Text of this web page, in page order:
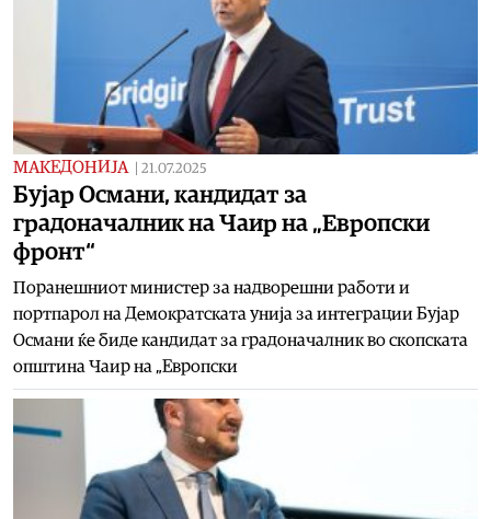
МАКЕДОНИЈА 21.07.2025
Бујар Османи, кандидат за
градоначалник на Чаир на „Европски
фронт“
Поранешниот министер за надворешни работи и
портпарол на Демократската унија за интеграции Бујар
Османи ќе биде кандидат за градоначалник во скопската
општина Чаир на „Европски